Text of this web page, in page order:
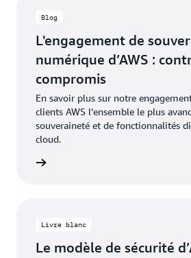
Blog
L'engagement de
numérique d’AWS :
compromis
En savoir plus sur notre
clients AWS l’ensemble le plus
souveraineté et de fonctionnalités
cloud.
Livre blanc
Le modèle de sécurité